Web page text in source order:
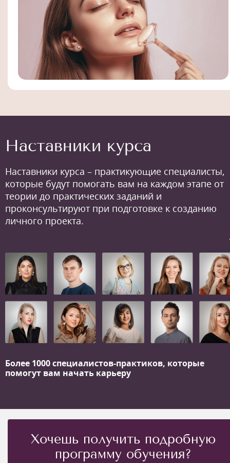
Наставники курса
Наставники курса – практикующие специалисты,
которые будут помогать вам на каждом этапе от
теории до практических заданий и
проконсультируют при подготовке к созданию
личного проекта.
Более 1000 специалистов-практиков, которые
помогут вам начать карьеру
Хочешь получить подробную
программу обучения?